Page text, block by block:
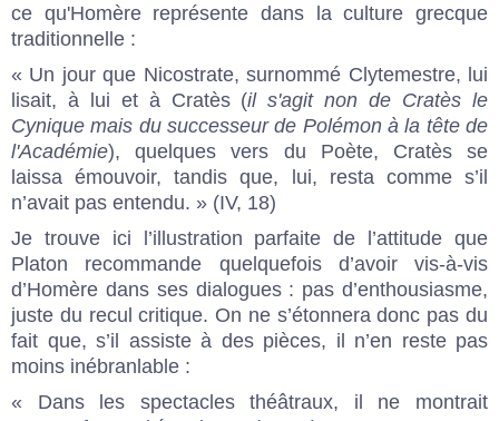
ce qu'Homère représente dans la culture grecque
traditionnelle :
« Un jour que Nicostrate, surnommé Clytemestre, lui
lisait, à lui et à Cratès (il s'agit non de Cratès le
Cynique mais du successeur de Polémon à la tête de
l'Académie), quelques vers du Poète, Cratès se
laissa émouvoir, tandis que, lui, resta comme s’il
n’avait pas entendu. » (IV, 18)
Je trouve ici l’illustration parfaite de l’attitude que
Platon recommande quelquefois d’avoir vis-à-vis
d’Homère dans ses dialogues : pas d’enthousiasme,
juste du recul critique. On ne s’étonnera donc pas du
fait que, s’il assiste à des pièces, il n’en reste pas
moins inébranlable :
« Dans les spectacles théâtraux, il ne montrait